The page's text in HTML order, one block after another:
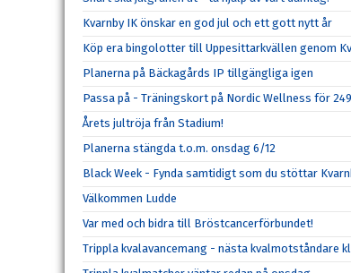
Kvarnby IK önskar en god jul och ett gott nytt år
Köp era bingolotter till Uppesittarkvällen genom
Planerna på Bäckagårds IP tillgängliga igen
Passa på - Träningskort på Nordic Wellness för
Årets jultröja från Stadium!
Planerna stängda t.o.m. onsdag 6/12
Black Week - Fynda samtidigt som du stöttar
Välkommen Ludde
Var med och bidra till Bröstcancerförbundet!
Trippla kvalavancemang - nästa kvalmotståndare